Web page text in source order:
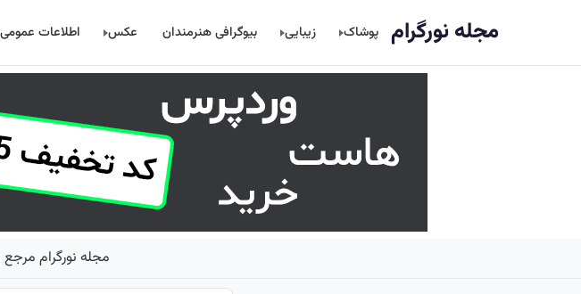
مجله نورگرام پوشاک زیبایی بیوگرافی هنرمندان عکس اطلاعات عمومی
مجله نورگرام مرجع